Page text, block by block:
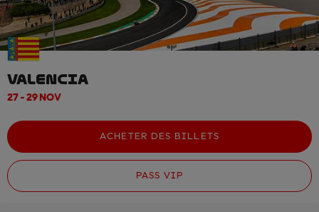
VALENCIA
27 - 29 NOV
ACHETER DES BILLETS
PASS VIP